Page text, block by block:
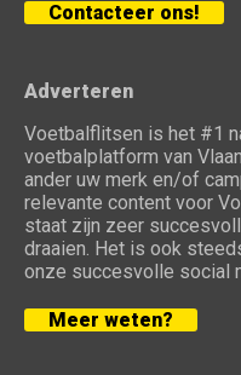
Contacteer ons!
Adverteren
Voetbalflitsen is het #1
voetbalplatform van
ander uw merk en/of
relevante content voor
staat zijn zeer
draaien. Het is ook
onze succesvolle social
Meer weten?